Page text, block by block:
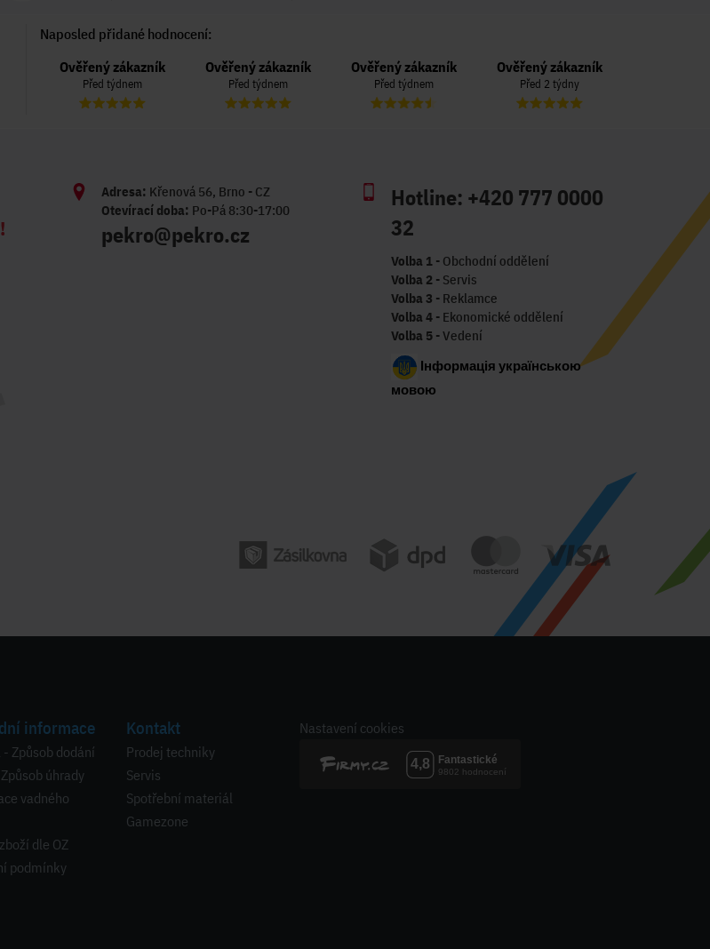
Naposled přidané hodnocení:
Ověřený zákazník
Před týdnem
Ověřený zákazník
Před týdnem
Ověřený zákazník
Před týdnem
Ověřený zákazník
Před 2 týdny
Adresa: Křenová 56, Brno - CZ
Otevírací doba: Po-Pá 8:30-17:00
pekro@pekro.cz
Hotline: +420 777 0000
32
Volba 1 - Obchodní oddělení
Volba 2 - Servis
Volba 3 - Reklamce
Volba 4 - Ekonomické oddělení
Volba 5 - Vedení
Інформація українською
мовою
informace
- Způsob dodání
úhrady
vadného
dle OZ
podmínky
Kontakt
Prodej techniky
Servis
Spotřební materiál
Gamezone
Nastavení cookies